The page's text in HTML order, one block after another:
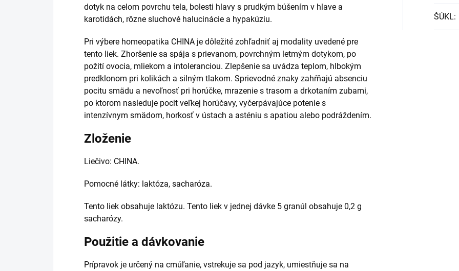
dotyk na celom povrchu tela, bolesti hlavy s prudkým búšením v hlave a
karotidách, rôzne sluchové halucinácie a hypakúziu.
Pri výbere homeopatika CHINA je dôležité zohľadniť aj modality uvedené pre
tento liek. Zhoršenie sa spája s prievanom, povrchným letmým dotykom, po
požití ovocia, mliekom a intoleranciou. Zlepšenie sa uvádza teplom, hlbokým
predklonom pri kolikách a silným tlakom. Sprievodné znaky zahŕňajú absenciu
pocitu smädu a nevoľnosť pri horúčke, mrazenie s trasom a drkotaním zubami,
po ktorom nasleduje pocit veľkej horúčavy, vyčerpávajúce potenie s
intenzívnym smädom, horkosť v ústach a asténiu s apatiou alebo podráždením.
Zloženie
Liečivo: CHINA.
Pomocné látky: laktóza, sacharóza.
Tento liek obsahuje laktózu. Tento liek v jednej dávke 5 granúl obsahuje 0,2 g
sacharózy.
Použitie a dávkovanie
Prípravok je určený na cmúľanie, vstrekuje sa pod jazyk, umiestňuje sa na
ŠÚKL: